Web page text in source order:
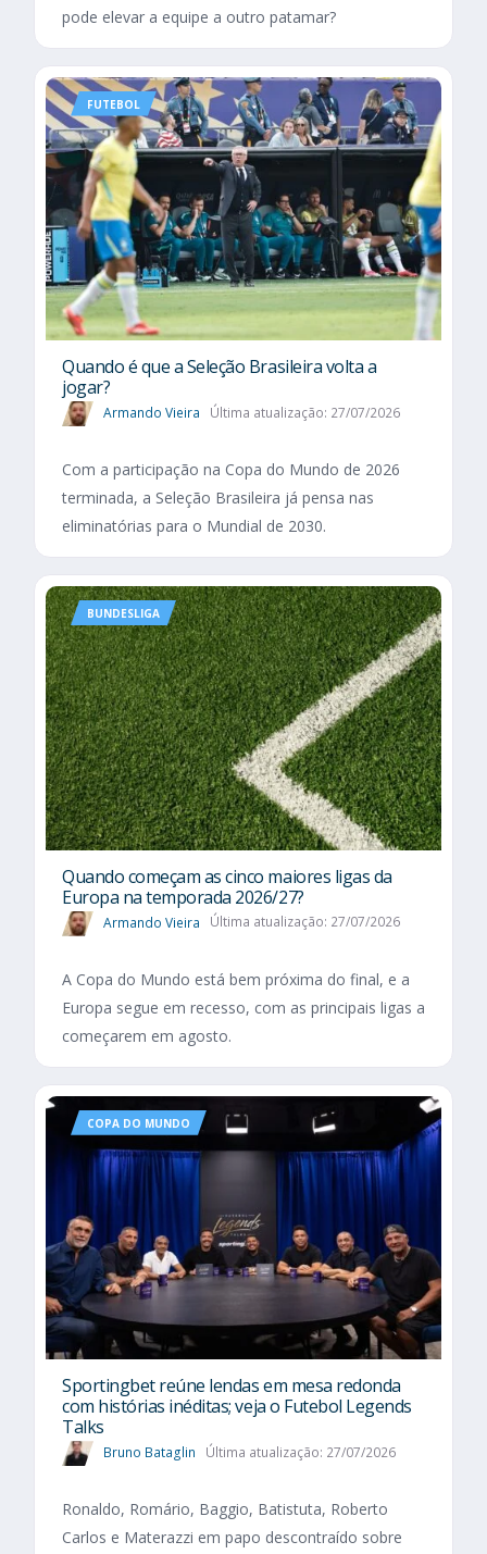
pode elevar a equipe a outro patamar?
FUTEBOL
Quando é que a Seleção Brasileira volta a
jogar?
Armando Vieira Última atualização: 27/07/2026
Com a participação na Copa do Mundo de 2026
terminada, a Seleção Brasileira já pensa nas
eliminatórias para o Mundial de 2030.
BUNDESLIGA
Quando começam as cinco maiores ligas da
Europa na temporada 2026/27?
Armando Vieira Última atualização: 27/07/2026
A Copa do Mundo está bem próxima do final, e a
Europa segue em recesso, com as principais ligas a
começarem em agosto.
COPA DO MUNDO
Sportingbet reúne lendas em mesa redonda
com histórias inéditas; veja o Futebol Legends
Talks
Bruno Bataglin Última atualização: 27/07/2026
Ronaldo, Romário, Baggio, Batistuta, Roberto
Carlos e Materazzi em papo descontraído sobre